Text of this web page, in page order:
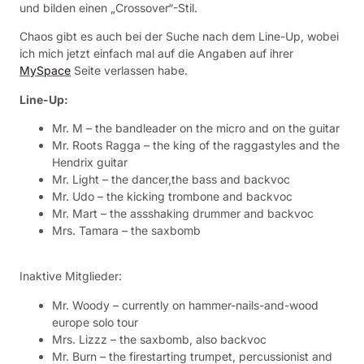
und bilden einen „Crossover“-Stil.
Chaos gibt es auch bei der Suche nach dem Line-Up, wobei
ich mich jetzt einfach mal auf die Angaben auf ihrer
MySpace Seite verlassen habe.
Line-Up:
Mr. M – the bandleader on the micro and on the guitar
Mr. Roots Ragga – the king of the raggastyles and the
Hendrix guitar
Mr. Light – the dancer,the bass and backvoc
Mr. Udo – the kicking trombone and backvoc
Mr. Mart – the assshaking drummer and backvoc
Mrs. Tamara – the saxbomb
Inaktive Mitglieder:
Mr. Woody – currently on hammer-nails-and-wood
europe solo tour
Mrs. Lizzz – the saxbomb, also backvoc
Mr. Burn – the firestarting trumpet, percussionist and